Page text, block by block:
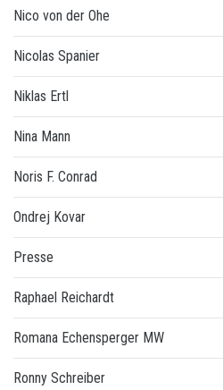
Nico von der Ohe
Nicolas Spanier
Niklas Ertl
Nina Mann
Noris F. Conrad
Ondrej Kovar
Presse
Raphael Reichardt
Romana Echensperger MW
Ronny Schreiber